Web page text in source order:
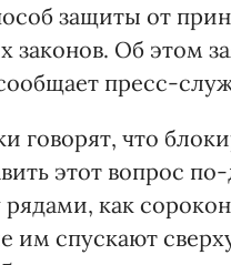
защиты от
законов. Об этом
пресс-
говорят, что
этот вопрос
рядами, как
им спускают